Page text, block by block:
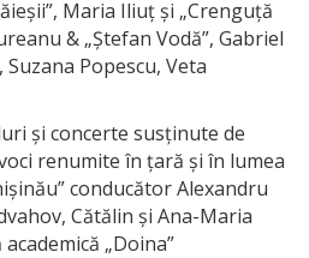
Maria Iliuț și „Crenguță
& „Ștefan Vodă”, Gabriel
Popescu, Veta
și concerte susținute de
renumite în țară și în lumea
conducător Alexandru
Cătălin și Ana-Maria
„Doina”